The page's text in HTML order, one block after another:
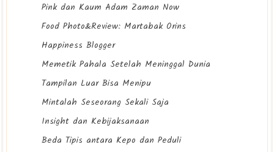
Pink dan Kaum Adam Zaman Now
Food Photo&Review: Martabak Orins
Happiness Blogger
Memetik Pahala Setelah Meninggal Dunia
Tampilan Luar Bisa Menipu
Mintalah Seseorang Sekali Saja
Insight dan Kebijaksanaan
Beda Tipis antara Kepo dan Peduli